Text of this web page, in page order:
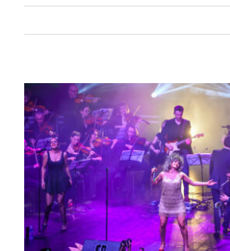
View
Larger
Image